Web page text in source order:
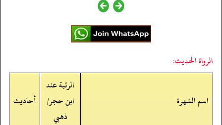
الرواة الحديث:
اسم الشهرة
الرتبة عند
ابن حجر/
ذهبي
أحاديث